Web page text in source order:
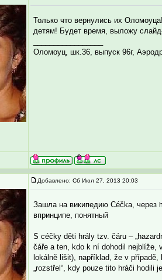
Только что вернулись их
детям! Будет время, выложу
Оломоуц, шк.36, выпуск 96г,
Добавлено: Сб Июл 27, 2013 20:03
Зашла на википедию Céčka, через
впринципе, понятный
S céčky děti hrály tzv. čáru –
čáře a ten, kdo k ní dohodil nejblíže,
lokálně lišit), například, že v
„rozstřel“, kdy pouze tito hráči hodili